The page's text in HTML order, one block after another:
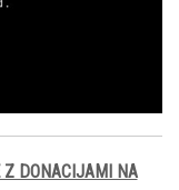
Z DONACIJAMI NA